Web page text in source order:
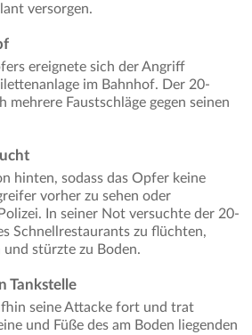
versorgen.
ereignete sich der Angriff
im Bahnhof. Der 20-
mehrere Faustschläge gegen seinen
hinten, sodass das Opfer keine
vorher zu sehen oder
In seiner Not versuchte der 20-
Schnellrestaurants zu flüchten,
stürzte zu Boden.
Tankstelle
seine Attacke fort und trat
und Füße des am Boden liegenden